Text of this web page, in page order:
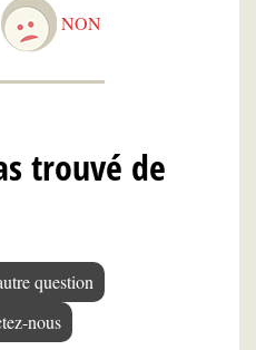
NON
trouvé de
question
nous